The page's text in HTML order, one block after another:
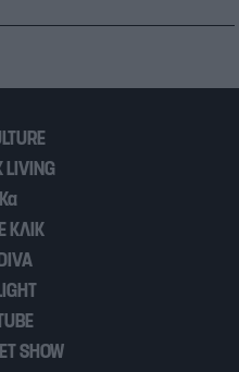
LIVING
ΚΛΙΚ
SHOW